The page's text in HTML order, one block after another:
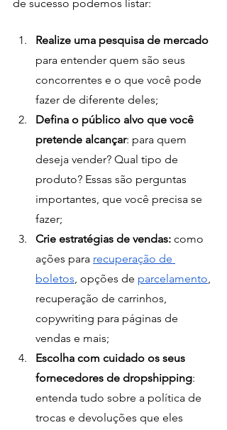
de sucesso podemos listar:
Realize uma pesquisa de mercado
para entender quem são seus
concorrentes e o que você pode
fazer de diferente deles;
Defina o público alvo que você
pretende alcançar: para quem
deseja vender? Qual tipo de
produto? Essas são perguntas
importantes, que você precisa se
fazer;
Crie estratégias de vendas: como
ações para recuperação de
boletos, opções de parcelamento,
recuperação de carrinhos,
copywriting para páginas de
vendas e mais;
Escolha com cuidado os seus
fornecedores de dropshipping:
entenda tudo sobre a política de
trocas e devoluções que eles